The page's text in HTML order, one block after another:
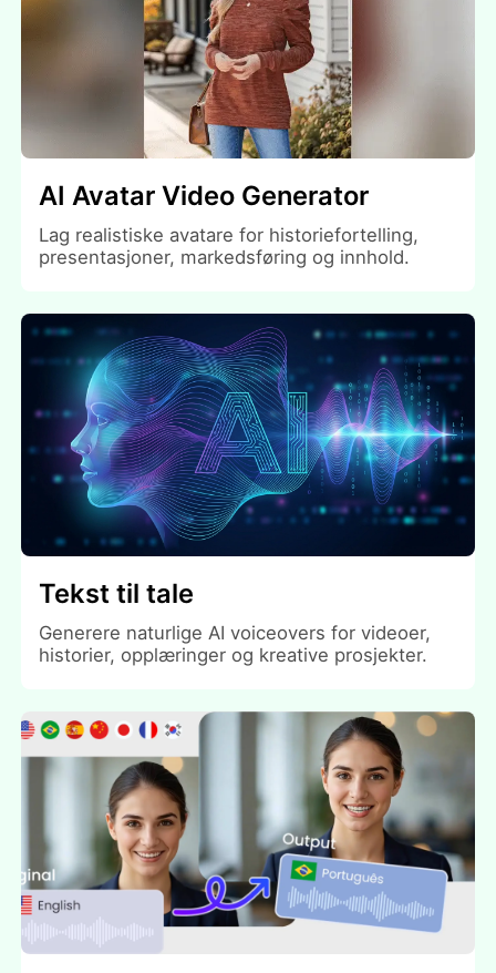
AI Avatar Video Generator
Lag realistiske avatare for historiefortelling,
presentasjoner, markedsføring og innhold.
Tekst til tale
Generere naturlige AI voiceovers for videoer,
historier, opplæringer og kreative prosjekter.